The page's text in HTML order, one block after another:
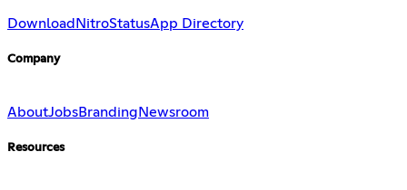
DownloadNitroStatusApp Directory
Company
AboutJobsBranding Newsroom
Resources